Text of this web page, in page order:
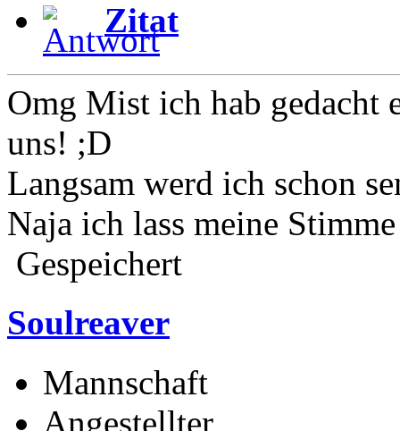
Zitat
Omg Mist ich hab gedacht
uns! ;D
Langsam werd ich schon
Naja ich lass meine
Gespeichert
Soulreaver
Mannschaft
Angestellter